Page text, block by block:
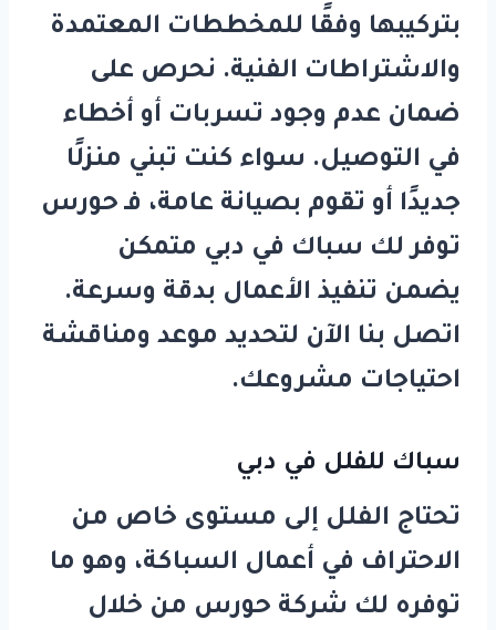
بتركيبها وفقًا للمخططات المعتمدة
والاشتراطات الفنية. نحرص على
ضمان عدم وجود تسربات أو أخطاء
في التوصيل. سواء كنت تبني منزلًا
جديدًا أو تقوم بصيانة عامة، فـ حورس
توفر لك سباك في دبي متمكن
يضمن تنفيذ الأعمال بدقة وسرعة.
اتصل بنا الآن لتحديد موعد ومناقشة
احتياجات مشروعك.
سباك للفلل في دبي
تحتاج الفلل إلى مستوى خاص من
الاحتراف في أعمال السباكة، وهو ما
توفره لك شركة حورس من خلال